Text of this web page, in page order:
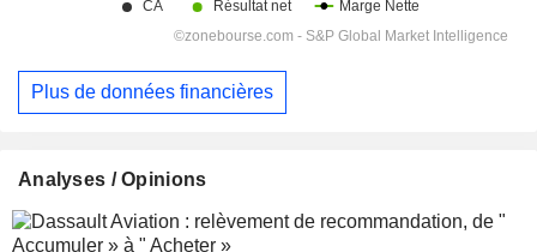
Plus de données financières
Analyses / Opinions